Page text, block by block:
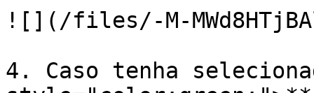
![](/files/-M-
4. Caso tenha